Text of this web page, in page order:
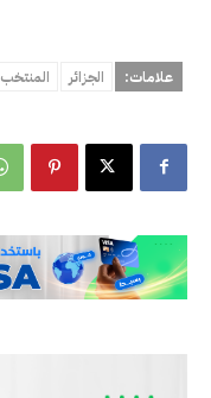
علامات: الجزائر المنتخب